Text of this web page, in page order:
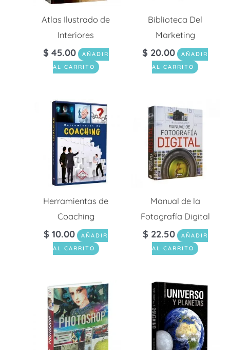
Atlas Ilustrado de
Interiores
$ 45.00
AÑADIR
AL CARRITO
Biblioteca Del
Marketing
$ 20.00
AÑADIR
AL CARRITO
Herramientas de
Coaching
$ 10.00
AÑADIR
AL CARRITO
Manual de la
Fotografía Digital
$ 22.50
AÑADIR
AL CARRITO